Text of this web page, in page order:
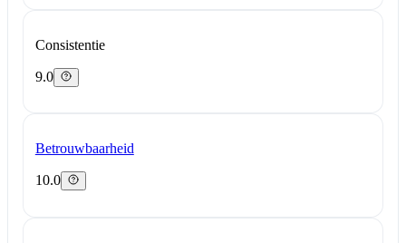
Consistentie
9.0
Betrouwbaarheid
10.0